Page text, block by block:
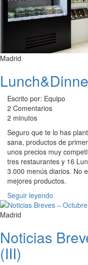
Madrid
Escrito por: Equipo
2 Comentarios
2 minutos
Seguro que te lo has
sana, productos de
unos precios muy
tres restaurantes y 16
3.000 menús diarios. No
mejores productos.
Seguir leyendo
Madrid
Noticias
(III)